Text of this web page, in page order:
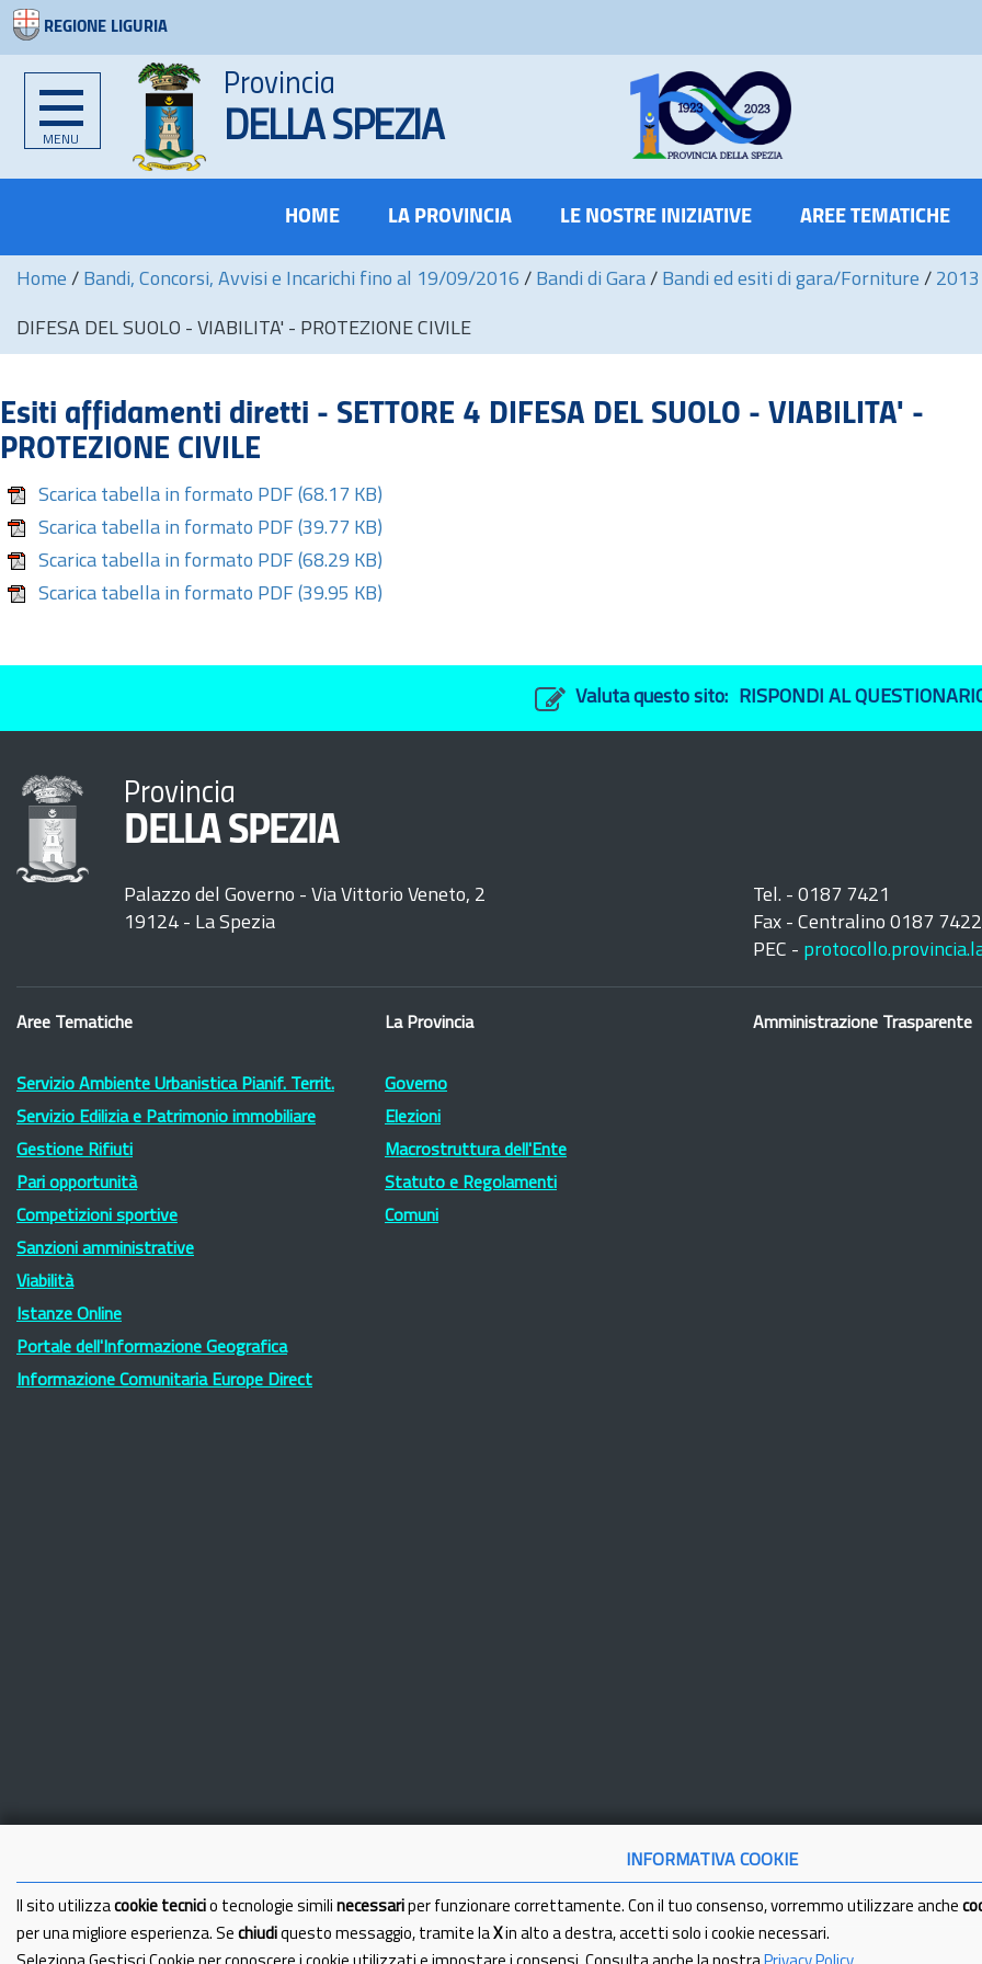
REGIONE LIGURIA
MENU
Provincia
DELLA SPEZIA
HOME LA PROVINCIA LE NOSTRE INIZIATIVE AREE TEMATICHE
Home / Bandi, Concorsi, Avvisi e Incarichi fino al 19/09/2016 / Bandi di Gara / Bandi ed esiti di gara/Forniture / 2013
DIFESA DEL SUOLO - VIABILITA' - PROTEZIONE CIVILE
Esiti affidamenti diretti - SETTORE 4 DIFESA DEL SUOLO - VIABILITA' -
PROTEZIONE CIVILE
Scarica tabella in formato PDF (68.17 KB)
Scarica tabella in formato PDF (39.77 KB)
Scarica tabella in formato PDF (68.29 KB)
Scarica tabella in formato PDF (39.95 KB)
Valuta questo sito: RISPONDI AL
Provincia
DELLA SPEZIA
Palazzo del Governo - Via Vittorio Veneto, 2
19124 - La Spezia
Tel. - 0187 7421
Fax - Centralino 0187
PEC -
Aree Tematiche
Servizio Ambiente Urbanistica Pianif. Territ.
Servizio Edilizia e Patrimonio immobiliare
Gestione Rifiuti
Pari opportunità
Competizioni sportive
Sanzioni amministrative
Viabilità
Istanze Online
Portale dell'Informazione Geografica
Informazione Comunitaria Europe Direct
La Provincia
Governo
Elezioni
Macrostruttura dell'Ente
Statuto e Regolamenti
Comuni
Amministrazione Trasparente
INFORMATIVA COOKIE
Il sito utilizza cookie tecnici o tecnologie simili necessari per funzionare correttamente. Con il tuo consenso, vorremmo utilizzare anche
per una migliore esperienza. Se chiudi questo messaggio, tramite la Xin alto a destra, accetti solo i cookie necessari.